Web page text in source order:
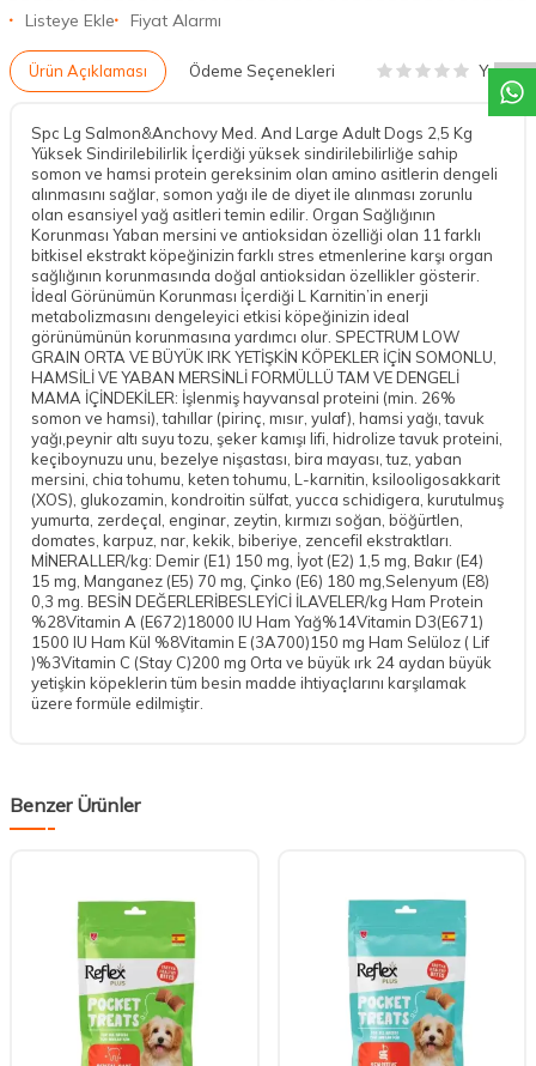
Listeye Ekle Fiyat Alarmı
Ürün Açıklaması Ödeme Seçenekleri Yorum
Spc Lg Salmon&Anchovy Med. And Large Adult Dogs 2,5 Kg
Yüksek Sindirilebilirlik İçerdiği yüksek sindirilebilirliğe sahip
somon ve hamsi protein gereksinim olan amino asitlerin dengeli
alınmasını sağlar, somon yağı ile de diyet ile alınması zorunlu
olan esansiyel yağ asitleri temin edilir. Organ Sağlığının
Korunması Yaban mersini ve antioksidan özelliği olan 11 farklı
bitkisel ekstrakt köpeğinizin farklı stres etmenlerine karşı organ
sağlığının korunmasında doğal antioksidan özellikler gösterir.
İdeal Görünümün Korunması İçerdiği L Karnitin’in enerji
metabolizmasını dengeleyici etkisi köpeğinizin ideal
görünümünün korunmasına yardımcı olur. SPECTRUM LOW
GRAIN ORTA VE BÜYÜK IRK YETİŞKİN KÖPEKLER İÇİN SOMONLU,
HAMSİLİ VE YABAN MERSİNLİ FORMÜLLÜ TAM VE DENGELİ
MAMA İÇİNDEKİLER: İşlenmiş hayvansal proteini (min. 26%
somon ve hamsi), tahıllar (pirinç, mısır, yulaf), hamsi yağı, tavuk
yağı,peynir altı suyu tozu, şeker kamışı lifi, hidrolize tavuk proteini,
keçiboynuzu unu, bezelye nişastası, bira mayası, tuz, yaban
mersini, chia tohumu, keten tohumu, L-karnitin, ksilooligosakkarit
(XOS), glukozamin, kondroitin sülfat, yucca schidigera, kurutulmuş
yumurta, zerdeçal, enginar, zeytin, kırmızı soğan, böğürtlen,
domates, karpuz, nar, kekik, biberiye, zencefil ekstraktları.
MİNERALLER/kg: Demir (E1) 150 mg, İyot (E2) 1,5 mg, Bakır (E4)
15 mg, Manganez (E5) 70 mg, Çinko (E6) 180 mg,Selenyum (E8)
0,3 mg. BESİN DEĞERLERİBESLEYİCİ İLAVELER/kg Ham Protein
%28Vitamin A (E672)18000 IU Ham Yağ%14Vitamin D3(E671)
1500 IU Ham Kül %8Vitamin E (3A700)150 mg Ham Selüloz ( Lif
)%3Vitamin C (Stay C)200 mg Orta ve büyük ırk 24 aydan büyük
yetişkin köpeklerin tüm besin madde ihtiyaçlarını karşılamak
üzere formüle edilmiştir.
Benzer Ürünler